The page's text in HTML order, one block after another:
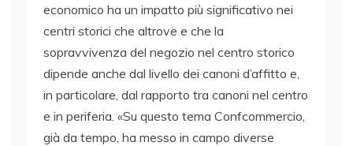
economico ha un impatto più significativo nei
centri storici che altrove e che la
sopravvivenza del negozio nel centro storico
dipende anche dal livello dei canoni d’affitto e,
in particolare, dal rapporto tra canoni nel centro
e in periferia. «Su questo tema Confcommercio,
già da tempo, ha messo in campo diverse